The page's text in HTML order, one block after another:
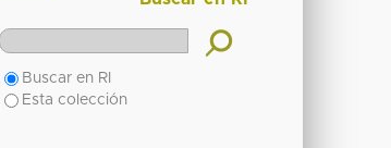
Buscar en RI
Esta colección